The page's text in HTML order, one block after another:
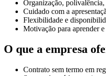
Organização,
Cuidado com a
Flexibilidade e
Motivação para aprender
O que a empresa
Contrato sem termo em